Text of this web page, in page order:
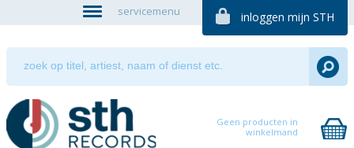
servicemenu inloggen mijn STH
Geen producten in
winkelmand